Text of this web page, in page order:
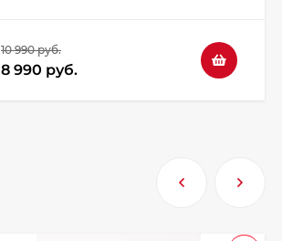
10 990 руб.
8 990 руб.